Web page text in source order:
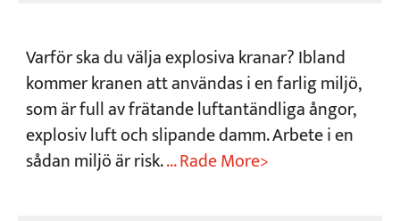
Varför ska du välja explosiva kranar? Ibland
kommer kranen att användas i en farlig miljö,
som är full av frätande luftantändliga ångor,
explosiv luft och slipande damm. Arbete i en
sådan miljö är risk.... Rade More>